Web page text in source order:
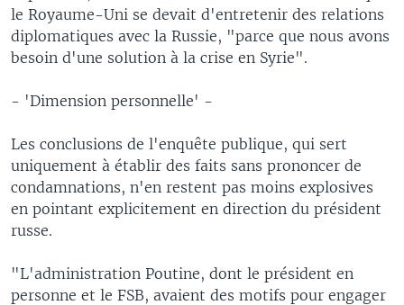
le Royaume-Uni se devait d'entretenir des relations
diplomatiques avec la Russie, "parce que nous avons
besoin d'une solution à la crise en Syrie".
- 'Dimension personnelle' -
Les conclusions de l'enquête publique, qui sert
uniquement à établir des faits sans prononcer de
condamnations, n'en restent pas moins explosives
en pointant explicitement en direction du président
russe.
"L'administration Poutine, dont le président en
personne et le FSB, avaient des motifs pour engager